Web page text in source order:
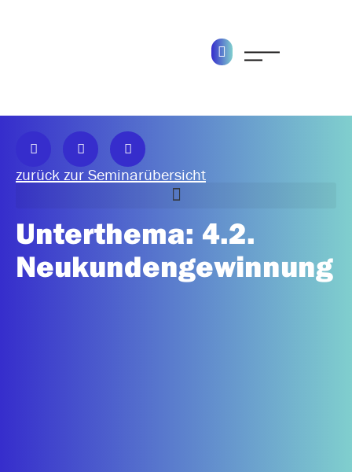
zurück zur Seminarübersicht
Unterthema: 4.2.
Neukundengewinnung